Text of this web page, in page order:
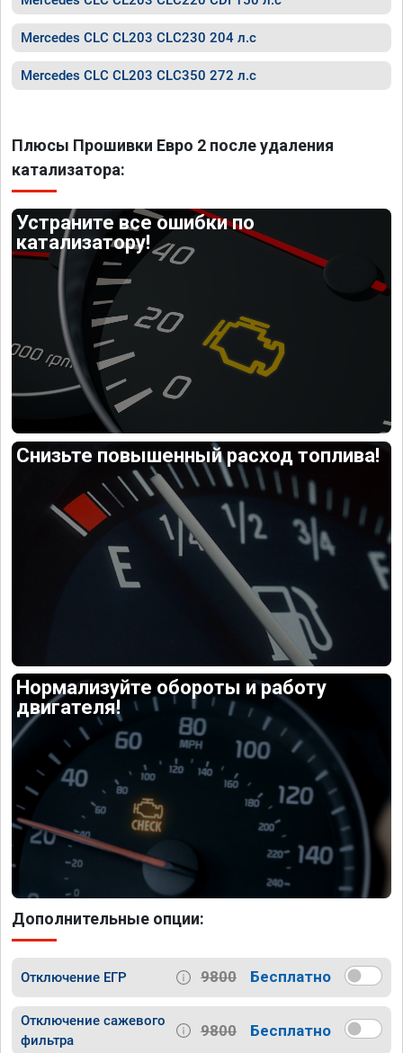
Mercedes CLC CL203 CLC230 204 л.с
Mercedes CLC CL203 CLC350 272 л.с
Плюсы Прошивки Евро 2 после удаления
катализатора:
Устраните все ошибки по
катализатору!
Снизьте повышенный расход топлива!
Нормализуйте обороты и работу
двигателя!
Дополнительные опции:
Отключение ЕГР 9800 Бесплатно
Отключение сажевого
фильтра
9800 Бесплатно